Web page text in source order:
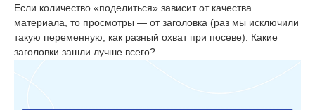
Если количество «поделиться» зависит от качества
материала, то просмотры — от заголовка (раз мы исключили
такую переменную, как разный охват при посеве). Какие
заголовки зашли лучше всего?